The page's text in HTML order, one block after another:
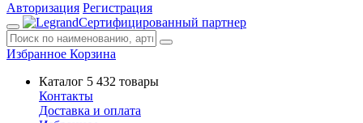
Авторизация Регистрация
Сертифицированный партнер
Избранное Корзина
Каталог 5 432 товары
Контакты
Доставка и оплата